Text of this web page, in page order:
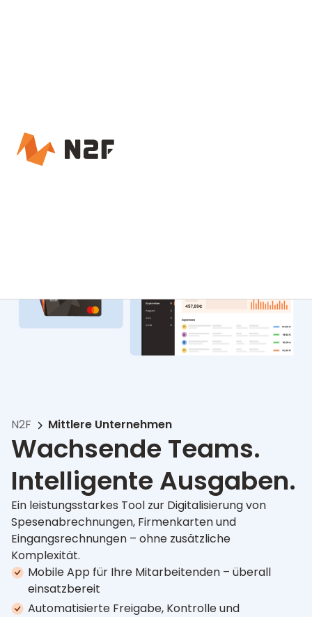
N2F Mittlere Unternehmen
Wachsende Teams.
Intelligente Ausgaben.
Ein leistungsstarkes Tool zur Digitalisierung von
Spesenabrechnungen, Firmenkarten und
Eingangsrechnungen – ohne zusätzliche
Komplexität.
Mobile App für Ihre Mitarbeitenden – überall
einsatzbereit
Automatisierte Freigabe, Kontrolle und